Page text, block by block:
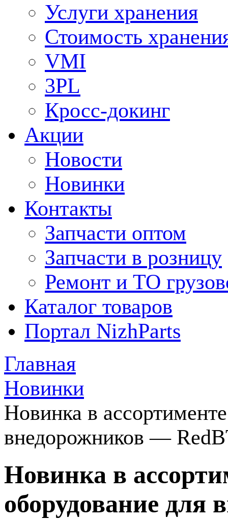
Услуги хранения
Стоимость
VMI
3PL
Кросс-докинг
Акции
Новости
Новинки
Контакты
Запчасти оптом
Запчасти в розницу
Ремонт и ТО
Каталог товаров
Портал NizhParts
Главная
Новинки
Новинка в
внедорожников —
Новинка в
оборудование